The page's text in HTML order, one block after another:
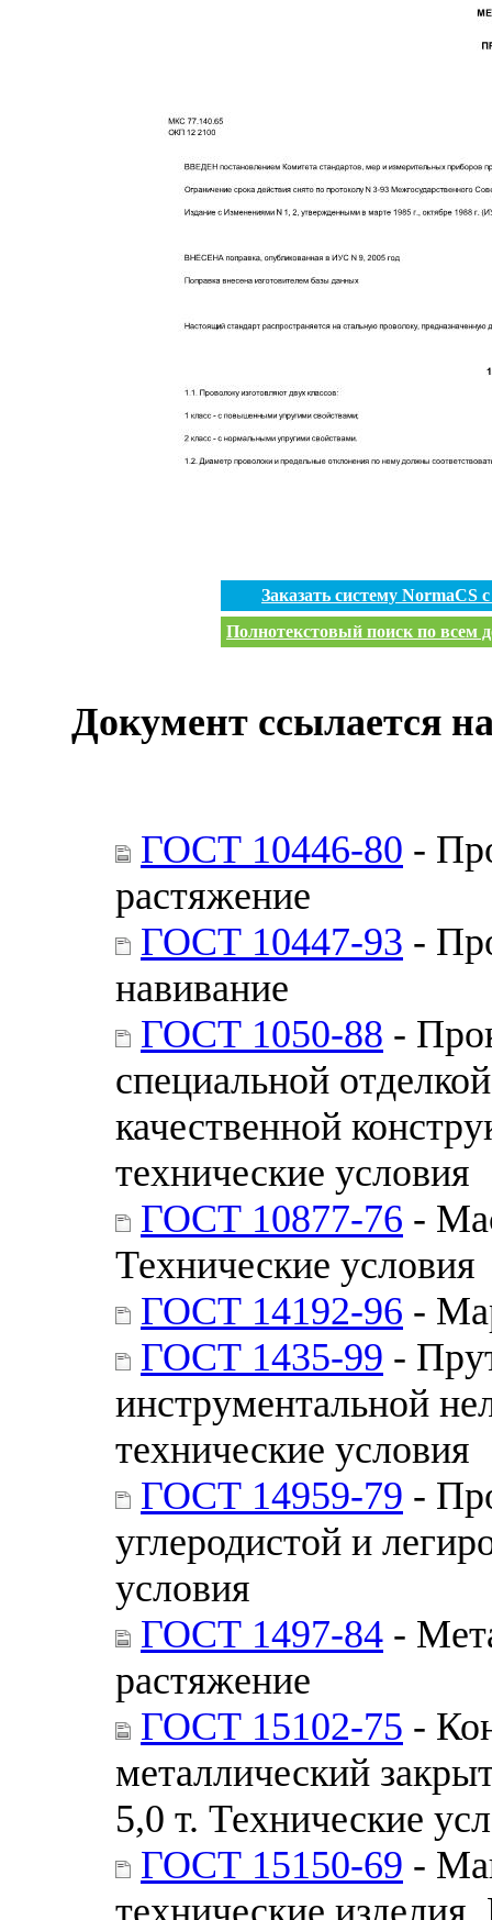
Заказать систему
Полнотекстовый поиск по всем
Документ ссылается
ГОСТ 10446-80 -
растяжение
ГОСТ 10447-93 -
навивание
ГОСТ 1050-88 -
специальной
качественной
технические условия
ГОСТ 10877-76 -
Технические условия
ГОСТ 14192-96 -
ГОСТ 1435-99 -
инструментальной
технические условия
ГОСТ 14959-79 -
углеродистой и
условия
ГОСТ 1497-84 -
растяжение
ГОСТ 15102-75 -
металлический
5,0 т. Технические
ГОСТ 15150-69 -
технические